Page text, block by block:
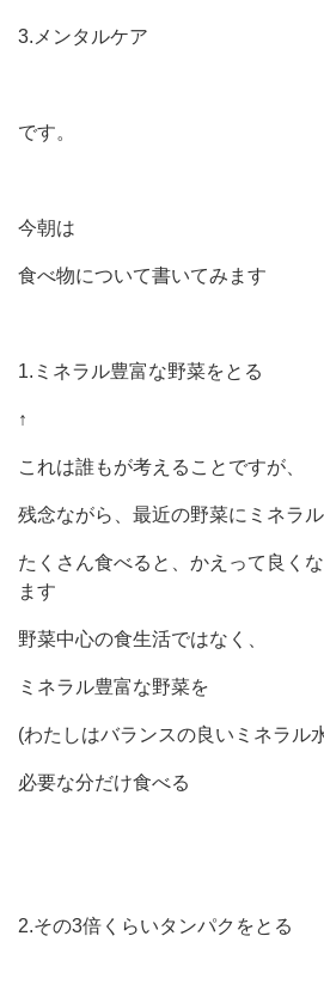
3.メンタルケア
です。
今朝は
食べ物について書いてみます
1.ミネラル豊富な野菜をとる
↑
これは誰もが考えることですが、
残念ながら、最近の野菜にミネラル
たくさん食べると、かえって良く
ます
野菜中心の食生活ではなく、
ミネラル豊富な野菜を
(わたしはバランスの良いミネラル
必要な分だけ食べる
2.その3倍くらいタンパクをとる